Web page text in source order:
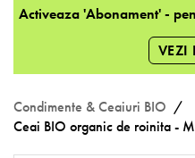
Activeaza 'Abonament' -
VEZI
Condimente & Ceaiuri BIO
Ceai BIO organic de roinita -